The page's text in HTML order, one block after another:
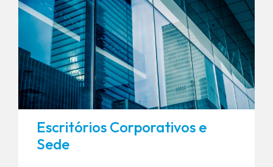
Escritórios Corporativos e
Sede